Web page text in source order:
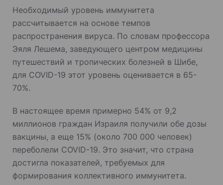
Необходимый уровень иммунитета
рассчитывается на основе темпов
распространения вируса. По словам профессора
Эяля Лешема, заведующего центром медицины
путешествий и тропических болезней в Шибе,
для COVID-19 этот уровень оценивается в 65-
70%.
В настоящее время примерно 54% ​​от 9,2
миллионов граждан Израиля получили обе дозы
вакцины, а еще 15% (около 700 000 человек)
переболели COVID-19. Это значит, что страна
достигла показателей, требуемых для
формирования коллективного иммунитета.